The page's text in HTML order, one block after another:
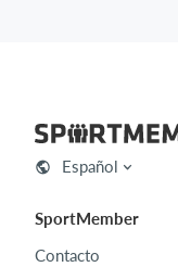
Español
SportMember
Contacto